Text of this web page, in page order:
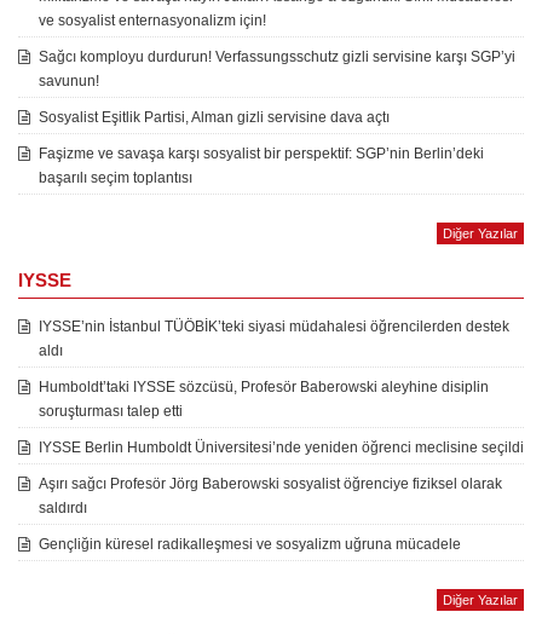
ve sosyalist enternasyonalizm için!
Sağcı komployu durdurun! Verfassungsschutz gizli servisine karşı SGP’yi
savunun!
Sosyalist Eşitlik Partisi, Alman gizli servisine dava açtı
Faşizme ve savaşa karşı sosyalist bir perspektif: SGP’nin Berlin’deki
başarılı seçim toplantısı
Diğer Yazılar
IYSSE
IYSSE’nin İstanbul TÜÖBİK’teki siyasi müdahalesi öğrencilerden destek
aldı
Humboldt’taki IYSSE sözcüsü, Profesör Baberowski aleyhine disiplin
soruşturması talep etti
IYSSE Berlin Humboldt Üniversitesi’nde yeniden öğrenci meclisine seçildi
Aşırı sağcı Profesör Jörg Baberowski sosyalist öğrenciye fiziksel olarak
saldırdı
Gençliğin küresel radikalleşmesi ve sosyalizm uğruna mücadele
Diğer Yazılar